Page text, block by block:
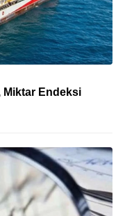
Arttı, Miktar Endeksi Azaldı
Miktar Endeksi